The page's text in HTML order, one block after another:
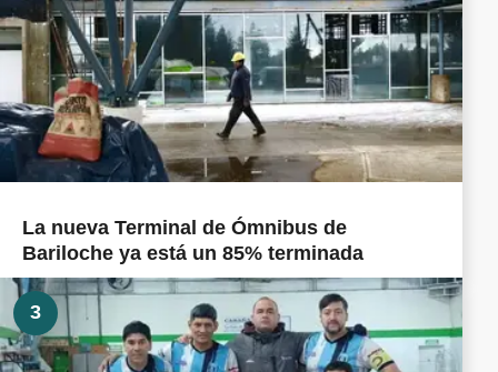
La nueva Terminal de Ómnibus de
Bariloche ya está un 85% terminada
3